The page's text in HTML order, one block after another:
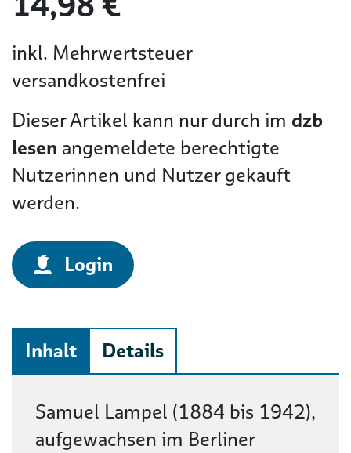
inkl. Mehrwertsteuer
versandkostenfrei
Dieser Artikel kann nur durch im dzb
lesen angemeldete berechtigte
Nutzerinnen und Nutzer gekauft
werden.
Login
Inhalt Details
Beschreibung
Samuel Lampel (1884 bis 1942),
aufgewachsen im Berliner